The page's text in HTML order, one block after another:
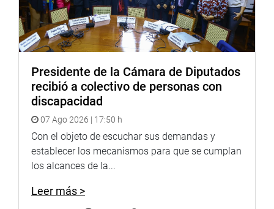
Presidente de la Cámara de Diputados
recibió a colectivo de personas con
discapacidad
07 Ago 2026 | 17:50 h
Con el objeto de escuchar sus demandas y
establecer los mecanismos para que se cumplan
los alcances de la...
Leer más >